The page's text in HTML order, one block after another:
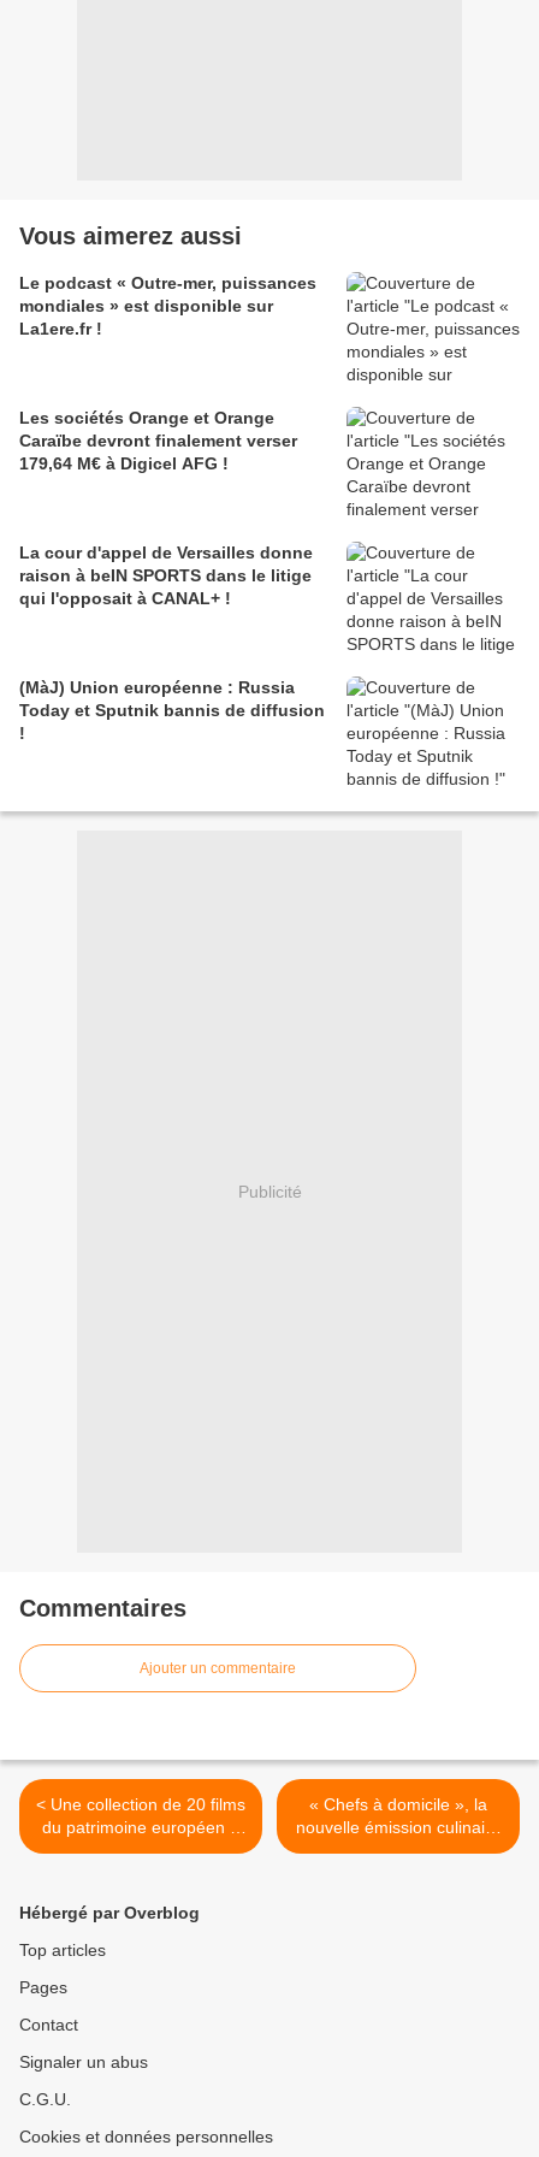
Vous aimerez aussi
Le podcast « Outre-mer, puissances
mondiales » est disponible sur
La1ere.fr !
Les sociétés Orange et Orange
Caraïbe devront finalement verser
179,64 M€ à Digicel AFG !
La cour d'appel de Versailles donne
raison à beIN SPORTS dans le litige
qui l'opposait à CANAL+ !
(MàJ) Union européenne : Russia
Today et Sputnik bannis de diffusion
!
Publicité
Commentaires
Ajouter un commentaire
< Une collection de 20 films
du patrimoine européen à
(re)découvrir sur ARTE et
« Chefs à domicile », la
nouvelle émission culinaire
de M6 ! >
Hébergé par Overblog
Top articles
Pages
Contact
Signaler un abus
C.G.U.
Cookies et données personnelles